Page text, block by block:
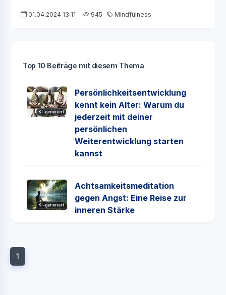
01.04.2024 13:11 945 Mindfulness
Top 10 Beiträge mit diesem Thema
KI-generiert
Persönlichkeitsentwicklung
kennt kein Alter: Warum du
jederzeit mit deiner
persönlichen
Weiterentwicklung starten
kannst
KI-generiert
Achtsamkeitsmeditation
gegen Angst: Eine Reise zur
inneren Stärke
1